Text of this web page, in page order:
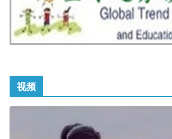
视频